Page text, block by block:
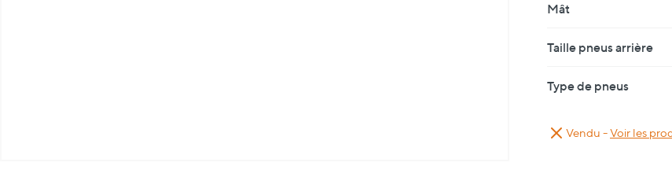
Mât
Taille pneus arrière
Type de pneus
Vendu -Voir les